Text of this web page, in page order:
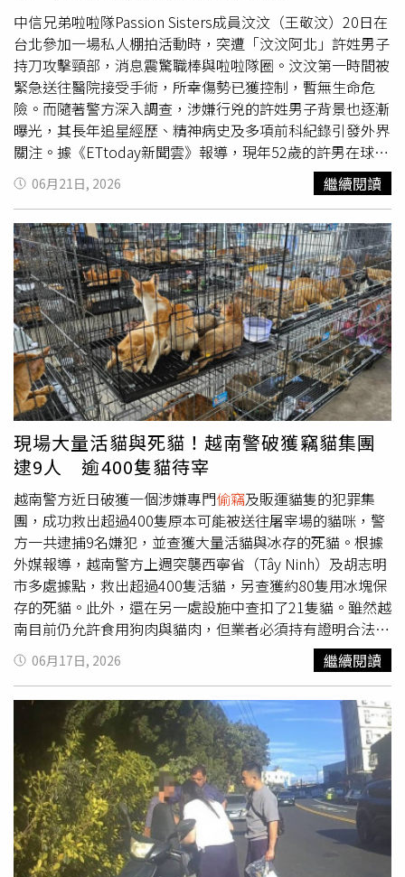
重與外觀，與沈女遺失的手鐲完全吻合。在種種隱藏的電子
數據與鐵證面前，李女眼見無法抵賴，只能坦承所有偷竊犯
行。這場超過10年的深厚友情最終不敵一時貪念，李女以為
自己計畫縝密，但終究難逃法網，目前全案已由當地警方依
法移送並進一步偵辦中。
中信兄弟啦啦隊Passion Sisters成員汶汶（王敬汶）20日在
台北參加一場私人棚拍活動時，突遭「汶汶阿北」許姓男子
持刀攻擊頸部，消息震驚職棒與啦啦隊圈。汶汶第一時間被
緊急送往醫院接受手術，所幸傷勢已獲控制，暫無生命危
險。而隨著警方深入調查，涉嫌行兇的許姓男子背景也逐漸
曝光，其長年追星經歷、精神病史及多項前科紀錄引發外界
關注。據《ETtoday新聞雲》報導，現年52歲的許男在球迷
圈並非陌生人物，因多年來頻繁參與汶汶相關活動，被不少
球迷稱為「汶汶阿北」。自2023年起，他便開始積極追隨
汶汶的公開行程，無論是球場應援、粉絲見面會、寫真集販
售或周邊商品活動，都能見到其身影，甚至曾在社群平台分
享搶先購入商品的紀錄，高調表達對偶像的支持。知情人士
指出，許男近年幾乎將生活重心放在追星上，為了方便參與
各地活動，還特地在外租屋居住，形成「活動到哪、人就到
哪」的追星模式。由於長期頻繁出現在各種場合，其行為後
來逐漸讓汶汶及相關工作人員感到壓力。經紀公司評估後，
於今年5月透過社群平台與官方活動管道同步限制其接觸，
形同全面禁止參與相關互動。警方初步調查認為，許男疑似
無法接受遭到封鎖的結果，認為自己多年來投入大量時間、
金錢與心力支持偶像，卻遭到排拒，因此情緒逐漸累積。案
發當天，他涉嫌混入私人棚拍活動現場，趁機持刀攻擊汶
汶，導致對方頸部受傷送醫。確切犯案動機及預謀程度，仍
有待檢警進一步釐清。除了追星背景受到關注外，許男過去
的司法紀錄同樣令人側目。根據判決資料顯示，他曾涉及26
起竊盜案件，自1995年起便因嚴重強迫症持續就醫，多次
被診斷患有強迫性偷竊症，累積多達17份精神科診斷證明。
相關病史是否影響其刑事責任能力，後續將由司法機關進一
步認定。警方也發現，許男目前單身未婚，沒有固定職業，
雖然居住在台北市大安區，但日常生活與經濟來源長期仰賴
年邁父母支援。年過半百仍未建立穩定工作與收入，加上長
年沉浸於追星生活，使其生活狀態與人際關係備受外界討
論。案發後，警方已將許男逮捕到案，全案朝殺人未遂等方
向偵辦。中信兄弟球團及汶汶所屬經紀公司也發布聯合聲
明，譴責任何形式的暴力行為，並表示將全力協助汶汶後續
醫療與復原工作，同時重新檢視藝人及啦啦隊成員參與活動
時的安全機制，避免類似憾事再次發生。CTWANT提醒您：
不良行為，請勿模仿！
06月21日, 2026 繼續閱讀
現場大量活貓與死貓！越南警破獲竊貓集團
逮9人 逾400隻貓待宰
越南警方近日破獲一個涉嫌專門偷竊及販運貓隻的犯罪集
團，成功救出超過400隻原本可能被送往屠宰場的貓咪，警
方一共逮捕9名嫌犯，並查獲大量活貓與冰存的死貓。根據
外媒報導，越南警方上週突襲西寧省（Tây Ninh）及胡志明
市多處據點，救出超過400隻活貓，另查獲約80隻用冰塊保
存的死貓。此外，還在另一處設施中查扣了21隻貓。雖然越
南目前仍允許食用狗肉與貓肉，但業者必須持有證明合法動
物來源的許可文件。警方表示，此次行動源自於胡志明市近
期頻繁發生寵物失竊案，經追查後鎖定並瓦解該犯罪團體。
集貓隻。調查人員表示，遭竊貓咪會先被運往集中收容的場
所，再轉賣給相關業者，每隔2至3天便會進行一次交易。動
物保護團體17日發表聲明指出，目前已有約40隻失竊貓咪
順利與原飼主團聚。也感謝當地執法機關果斷行動，成功挽
救大量動物生命，但也透露由於長期遭受折磨與惡劣環境的
影響，部分獲救貓咪後續仍不幸死亡。警方則表示案件仍在
進一步偵辦中。根據統計，越南每年約有500萬隻狗與100
萬隻貓遭捕捉、偷竊、販運並被屠宰作為食用肉品。動保團
06月17日, 2026 繼續閱讀